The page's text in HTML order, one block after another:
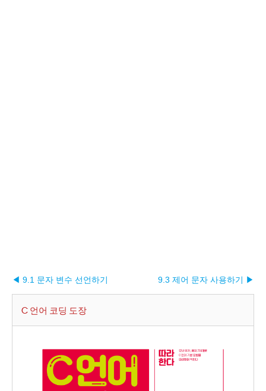
◀ 9.1 문자 변수 선언하기 9.3 제어 문자 사용하기 ▶︎
C 언어 코딩 도장